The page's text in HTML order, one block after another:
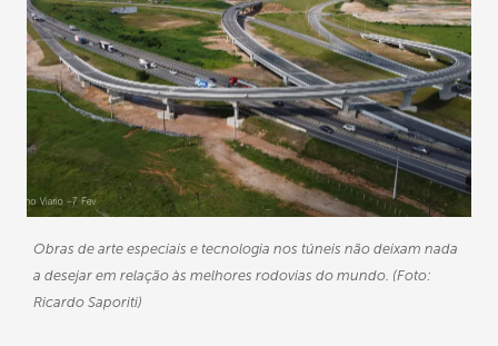
Obras de arte especiais e tecnologia nos túneis não deixam nada
a desejar em relação às melhores rodovias do mundo. (Foto:
Ricardo Saporiti)